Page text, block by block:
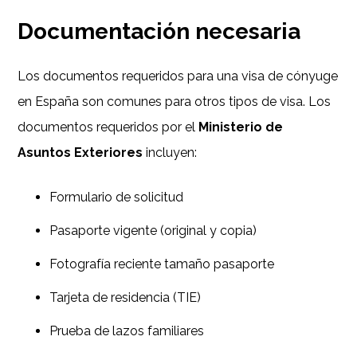
Documentación necesaria
Los documentos requeridos para una visa de cónyuge
en España son comunes para otros tipos de visa. Los
documentos requeridos por el Ministerio de
Asuntos Exteriores incluyen:
Formulario de solicitud
Pasaporte vigente (original y copia)
Fotografía reciente tamaño pasaporte
Tarjeta de residencia (TIE)
Prueba de lazos familiares